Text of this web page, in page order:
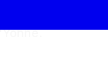
dans les